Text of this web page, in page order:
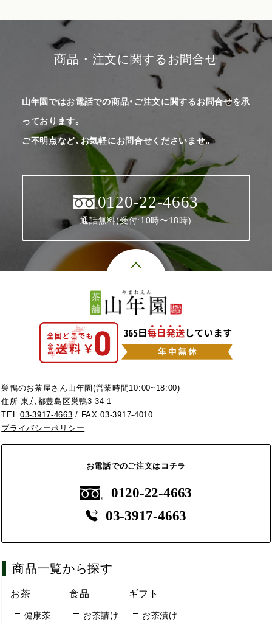
商品・注文に関するお問合せ
山年園ではお電話での商品・ご注文に関するお問合せを承
っております。
ご不明点など、お気軽にお問合せくださいませ。
0120-22-4663
通話無料(受付:10時〜18時)
巣鴨のお茶屋さん山年園(営業時間10:00~18:00)
住所 東京都豊島区巣鴨3-34-1
TEL03-3917-4663 / FAX 03-3917-4010
プライバシーポリシー
お電話でのご注文はコチラ
0120-22-4663
03-3917-4663
商品一覧から探す
お茶
健康茶
食品
お茶請け
ギフト
お茶漬け